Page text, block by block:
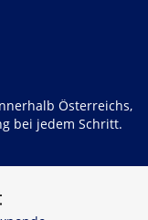
Österreichs,
bei jedem Schritt.